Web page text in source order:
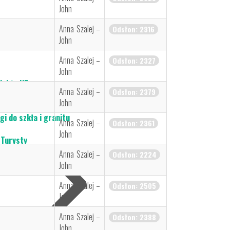
UE
i Steinigtwolmsdorf
Demitz Thumitz
do szkła i granitu
John
Anna Szalej –
John
Odsłon: 2316
Anna Szalej –
John
Odsłon: 2327
Anna Szalej –
John
Odsłon: 2379
Anna Szalej –
John
Odsłon: 2361
Anna Szalej –
John
Odsłon: 2224
Anna Szalej –
John
Odsłon: 2505
Anna Szalej –
Odsłon: 2388